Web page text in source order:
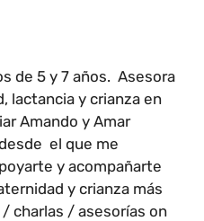
de 5 y 7 años. Asesora
lactancia y crianza en
Amando y Amar
el que me
y acompañarte
y crianza más
charlas / asesorías on